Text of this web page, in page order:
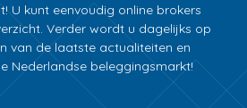
U kunt eenvoudig online brokers
Verder wordt u dagelijks op
van de laatste actualiteiten en
Nederlandse beleggingsmarkt!